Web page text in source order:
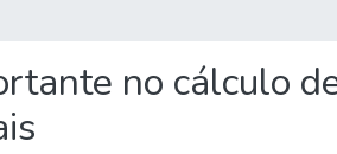
no cálculo